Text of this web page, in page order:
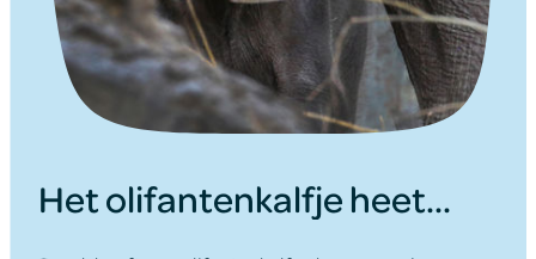
Het olifantenkalfje heet...